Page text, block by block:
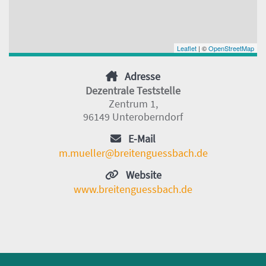
Leaflet | ©OpenStreetMap
Adresse
Dezentrale Teststelle
Zentrum 1,
96149 Unteroberndorf
E-Mail
m.mueller@breitenguessbach.de
Website
www.breitenguessbach.de